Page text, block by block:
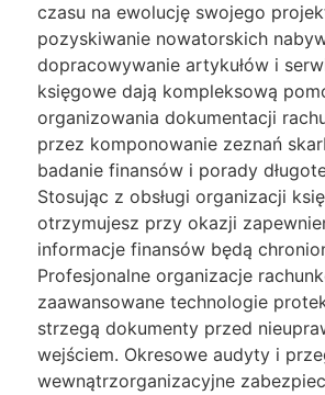
czasu na ewolucję swojego
pozyskiwanie nowatorskich
dopracowywanie artykułów i
księgowe dają kompleksową
organizowania dokumentacji
przez komponowanie zeznań
badanie finansów i porady
Stosując z obsługi organizacji
otrzymujesz przy okazji
informacje finansów będą
Profesjonalne organizacje
zaawansowane technologie
strzegą dokumenty przed
wejściem. Okresowe audyty i
wewnątrzorganizacyjne